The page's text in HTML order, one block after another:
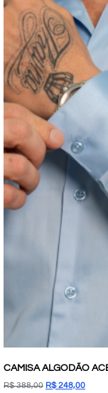
CAMISA ALGODÃO
R$388,00 R$248,00